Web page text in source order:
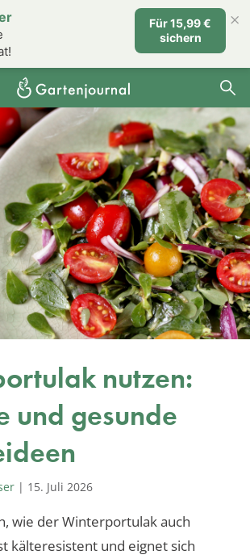
nutzen:
und gesunde
| 15. Juli 2026
wie der Winterportulak auch
kälteresistent und eignet sich
Für 15,99 €
sichern
×